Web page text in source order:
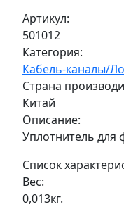
Артикул:
501012
Категория:
Кабель-каналы/
Страна
Китай
Описание:
Уплотнитель для
Список
Вес:
0,013кг.